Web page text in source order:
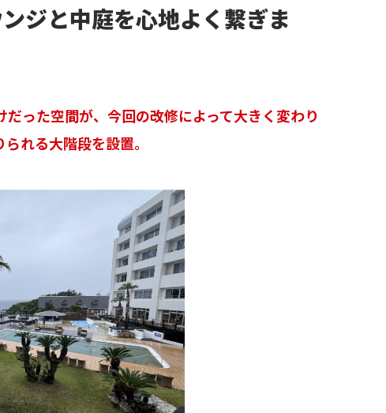
ジと中庭を心地よく繋ぎま
った空間が、今回の改修によって大きく変わり
れる大階段を設置。